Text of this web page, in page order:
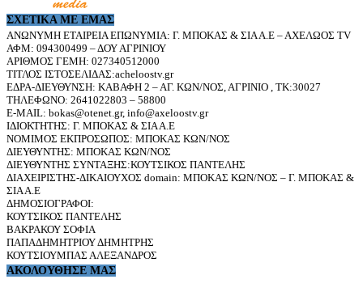
ΣΧΕΤΙΚΆ ΜΕ ΕΜΆΣ
ΑΝΩΝΥΜΗ ΕΤΑΙΡΕΙΑ ΕΠΩΝΥΜΙΑ: Γ. ΜΠΟΚΑΣ & ΣΙΑ Α.Ε – ΑΧΕΛΩΟΣ TV
ΑΦΜ: 094300499 – ΔΟΥ ΑΓΡΙΝΙΟΥ
ΑΡΙΘΜΟΣ ΓΕΜΗ: 027340512000
ΤΙΤΛΟΣ ΙΣΤΟΣΕΛΙΔΑΣ:acheloostv.gr
ΕΔΡΑ-ΔΙΕΥΘΥΝΣΗ: ΚΑΒΑΦΗ 2 – ΑΓ. ΚΩΝ/ΝΟΣ, ΑΓΡΙΝΙΟ , ΤΚ:30027
ΤΗΛΕΦΩΝΟ: 2641022803 – 58800
E-MAIL: bokas@otenet.gr, info@axeloostv.gr
ΙΔΙΟΚΤΗΤΗΣ: Γ. ΜΠΟΚΑΣ & ΣΙΑ Α.Ε
ΝΟΜΙΜΟΣ ΕΚΠΡΟΣΩΠΟΣ: ΜΠΟΚΑΣ ΚΩΝ/ΝΟΣ
ΔΙΕΥΘΥΝΤΗΣ: ΜΠΟΚΑΣ ΚΩΝ/ΝΟΣ
ΔΙΕΥΘΥΝΤΗΣ ΣΥΝΤΑΞΗΣ:ΚΟΥΤΣΙΚΟΣ ΠΑΝΤΕΛΗΣ
ΔΙΑΧΕΙΡΙΣΤΗΣ-ΔΙΚΑΙΟΥΧΟΣ domain: ΜΠΟΚΑΣ ΚΩΝ/ΝΟΣ – Γ. ΜΠΟΚΑΣ &
ΣΙΑ Α.Ε
ΔΗΜΟΣΙΟΓΡΑΦΟΙ:
ΚΟΥΤΣΙΚΟΣ ΠΑΝΤΕΛΗΣ
ΒΑΚΡΑΚΟΥ ΣΟΦΙΑ
ΠΑΠΑΔΗΜΗΤΡΙΟΥ ΔΗΜΗΤΡΗΣ
ΚΟΥΤΣΙΟΥΜΠΑΣ ΑΛΕΞΑΝΔΡΟΣ
ΑΚΟΛΟΥΘΗΣΕ ΜΑΣ